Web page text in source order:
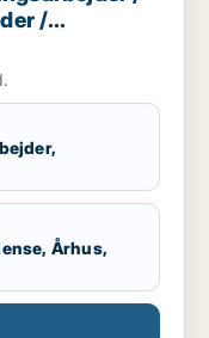
/
Århus,